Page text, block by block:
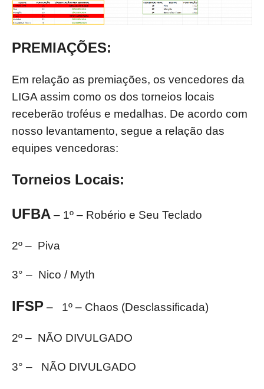
PREMIAÇÕES:
Em relação as premiações, os vencedores da
LIGA assim como os dos torneios locais
receberão troféus e medalhas. De acordo com
nosso levantamento, segue a relação das
equipes vencedoras:
Torneios Locais:
UFBA – 1º – Robério e Seu Teclado
2º – Piva
3° – Nico / Myth
IFSP – 1º – Chaos (Desclassificada)
2º – NÃO DIVULGADO
3° – NÃO DIVULGADO